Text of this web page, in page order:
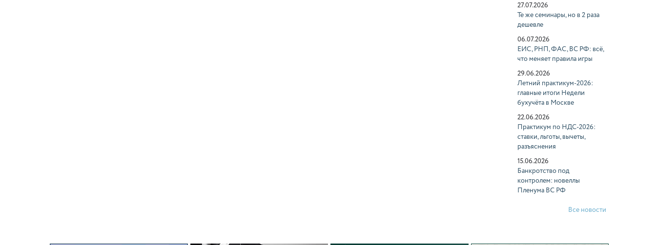
27.07.2026
Те же семинары, но в 2 раза
дешевле
06.07.2026
ЕИС, РНП, ФАС, ВС РФ: всё,
что меняет правила игры
29.06.2026
Летний практикум-2026:
главные итоги Недели
бухучёта в Москве
22.06.2026
Практикум по НДС-2026:
ставки, льготы, вычеты,
разъяснения
15.06.2026
Банкротство под
контролем: новеллы
Пленума ВС РФ
Все новости